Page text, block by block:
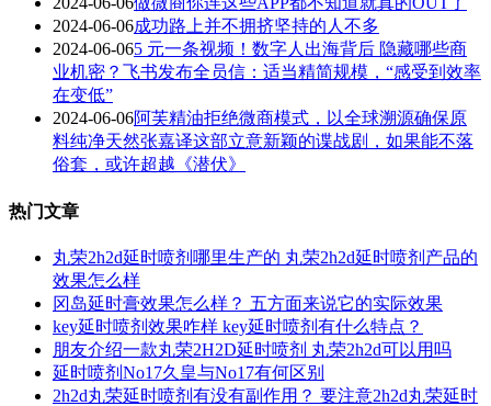
2024-06-06成功路上并不拥挤坚持的人不多
2024-06-065 元一条视频！数字人出海背后 隐藏哪些商
业机密？飞书发布全员信：适当精简规模，“感受到效率
在变低”
2024-06-06阿芙精油拒绝微商模式，以全球溯源确保原
料纯净天然张嘉译这部立意新颖的谍战剧，如果能不落
俗套，或许超越《潜伏》
热门文章
丸荣2h2d延时喷剂哪里生产的 丸荣2h2d延时喷剂产品的
效果怎么样
冈岛延时膏效果怎么样？ 五方面来说它的实际效果
key延时喷剂效果咋样 key延时喷剂有什么特点？
朋友介绍一款丸荣2H2D延时喷剂 丸荣2h2d可以用吗
延时喷剂No17久皇与No17有何区别
2h2d丸荣延时喷剂有没有副作用？ 要注意2h2d丸荣延时